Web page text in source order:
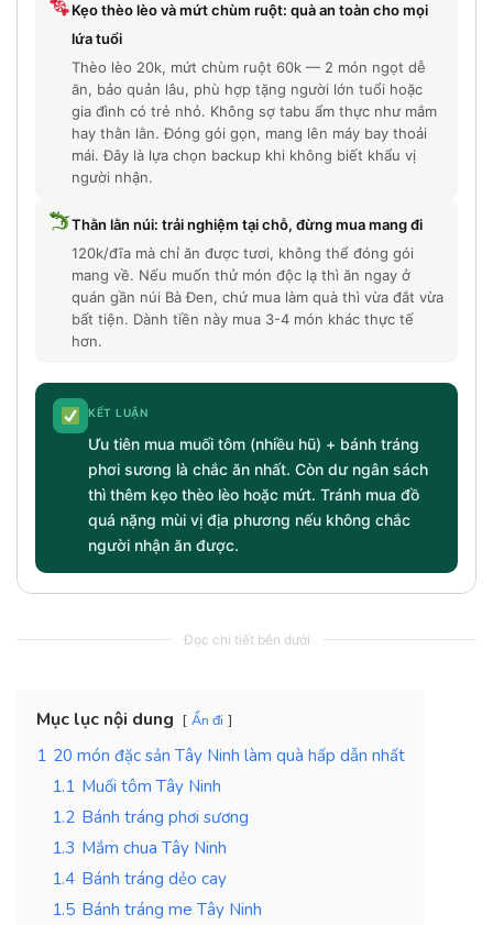
Kẹo thèo lèo và mứt chùm ruột: quà an toàn cho mọi
lứa tuổi
Thèo lèo 20k, mứt chùm ruột 60k — 2 món ngọt dễ
ăn, bảo quản lâu, phù hợp tặng người lớn tuổi hoặc
gia đình có trẻ nhỏ. Không sợ tabu ẩm thực như mắm
hay thằn lằn. Đóng gói gọn, mang lên máy bay thoải
mái. Đây là lựa chọn backup khi không biết khẩu vị
người nhận.
Thằn lằn núi: trải nghiệm tại chỗ, đừng mua mang đi
120k/đĩa mà chỉ ăn được tươi, không thể đóng gói
mang về. Nếu muốn thử món độc lạ thì ăn ngay ở
quán gần núi Bà Đen, chứ mua làm quà thì vừa đắt vừa
bất tiện. Dành tiền này mua 3-4 món khác thực tế
hơn.
KẾT LUẬN
Ưu tiên mua muối tôm (nhiều hũ) + bánh tráng
phơi sương là chắc ăn nhất. Còn dư ngân sách
thì thêm kẹo thèo lèo hoặc mứt. Tránh mua đồ
quá nặng mùi vị địa phương nếu không chắc
người nhận ăn được.
Đọc chi tiết bên dưới
Mục lục nội dung Ẩn đi
1 20 món đặc sản Tây Ninh làm quà hấp dẫn nhất
1.1 Muối tôm Tây Ninh
1.2 Bánh tráng phơi sương
1.3 Mắm chua Tây Ninh
1.4 Bánh tráng dẻo cay
1.5 Bánh tráng me Tây Ninh